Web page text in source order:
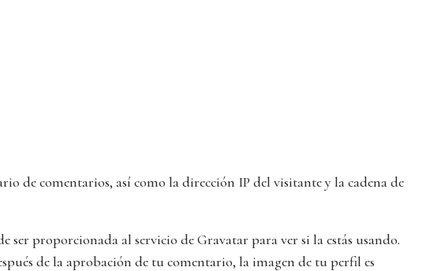
de comentarios, así como la dirección IP del visitante y la cadena de
proporcionada al servicio de Gravatar para ver si la estás usando.
de la aprobación de tu comentario, la imagen de tu perfil es